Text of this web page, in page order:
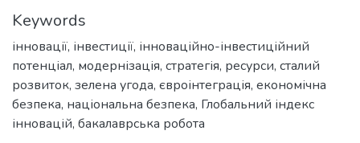
Keywords
інновації, інвестиції, інноваційно-інвестиційний
потенціал, модернізація, стратегія, ресурси, сталий
розвиток, зелена угода, євроінтеграція, економічна
безпека, національна безпека, Глобальний індекс
інновацій, бакалаврська робота